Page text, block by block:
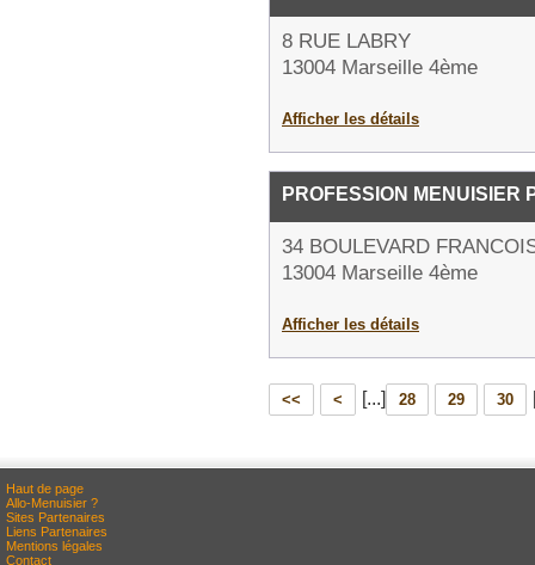
8 RUE LABRY
13004 Marseille 4ème
Afficher les détails
PROFESSION MENUISIER
34 BOULEVARD
13004 Marseille 4ème
Afficher les détails
<< < [...] 28 29 30
Haut de page
Allo-Menuisier ?
Sites Partenaires
Liens Partenaires
Mentions légales
Contact